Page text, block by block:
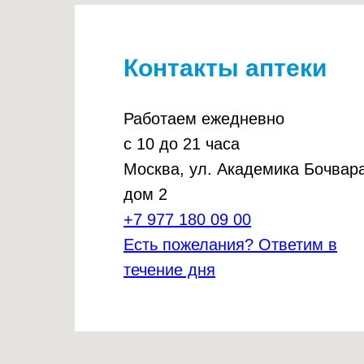
Контакты аптеки
Работаем ежедневно
с 10 до 21 часа
Москва, ул. Академика
дом 2
+7 977 180 09 00
Есть пожелания? Ответим в
течение дня